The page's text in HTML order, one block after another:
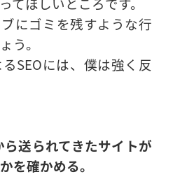
にゴミを残すような行
う。
SEOには、僕は強く反
送られてきたサイトが
を確かめる。